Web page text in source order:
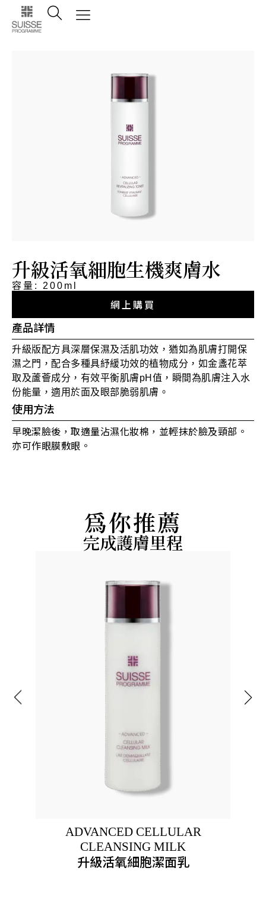
升級活氧細胞生機爽膚水
容量: 200ml
網上購買
產品詳情
升級版配方具深層保濕及活肌功效，猶如為肌膚打開保
濕之門，配合多種具紓緩功效的植物成分，如金盞花萃
取及蘆薈成分，有效平衡肌膚pH值，瞬間為肌膚注入水
份能量，適用於面及眼部脆弱肌膚。
使用方法
早晚潔臉後，取適量沾濕化妝棉，並輕抹於臉及頸部。
亦可作眼膜敷眼。
為你推薦
完成護膚里程
ADVANCED CELLULAR
CLEANSING MILK
升級活氧細胞潔面乳